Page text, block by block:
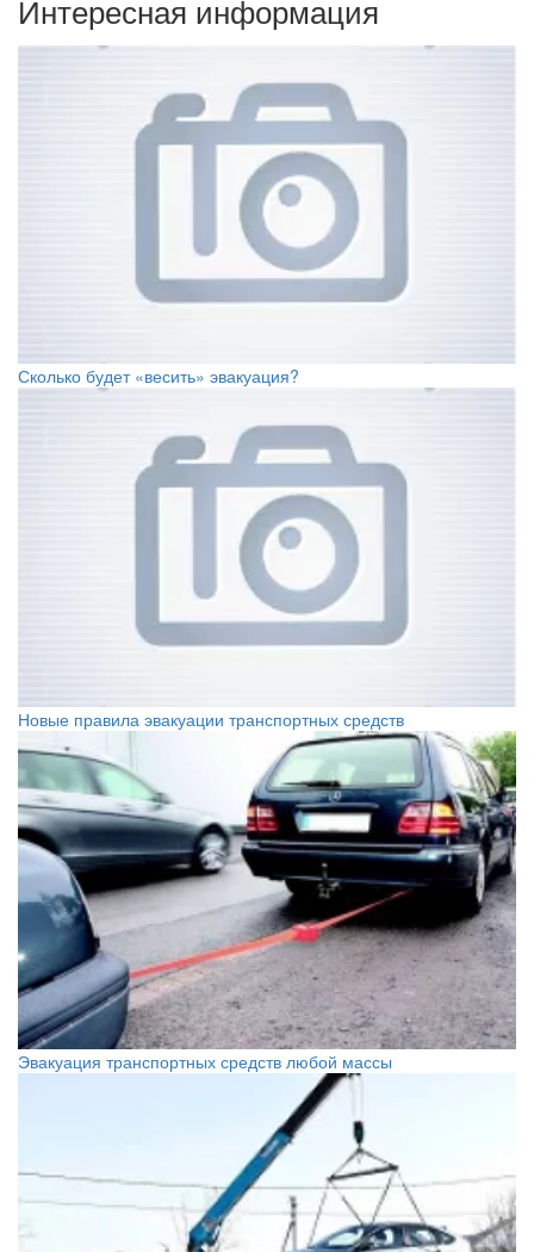
Интересная информация
Сколько будет «весить» эвакуация?
Новые правила эвакуации транспортных средств
Эвакуация транспортных средств любой массы